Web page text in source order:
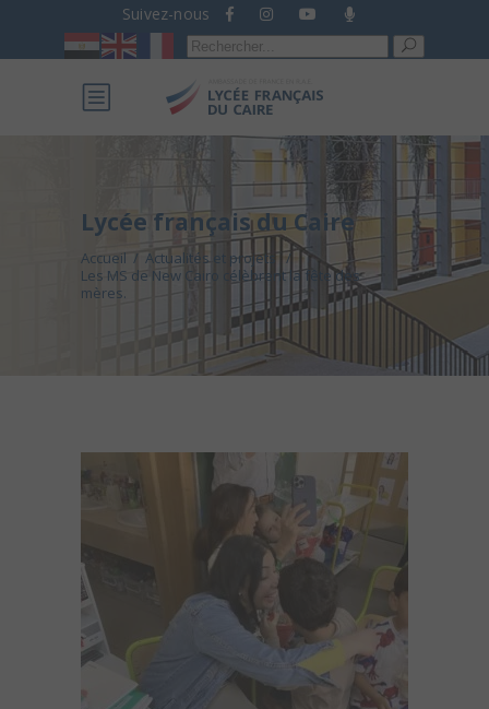
Suivez-nous
Recherche
pour :
Lycée français du Caire
Accueil / Actualités et projets
/
Les MS de New Cairo célèbrent la fête des
mères.